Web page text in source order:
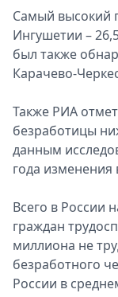
Самый высокий
Ингушетии –
был также
Карачево-
Также РИА
безработицы
данным
года изменения
Всего в России
граждан
миллиона не
безработного
России в